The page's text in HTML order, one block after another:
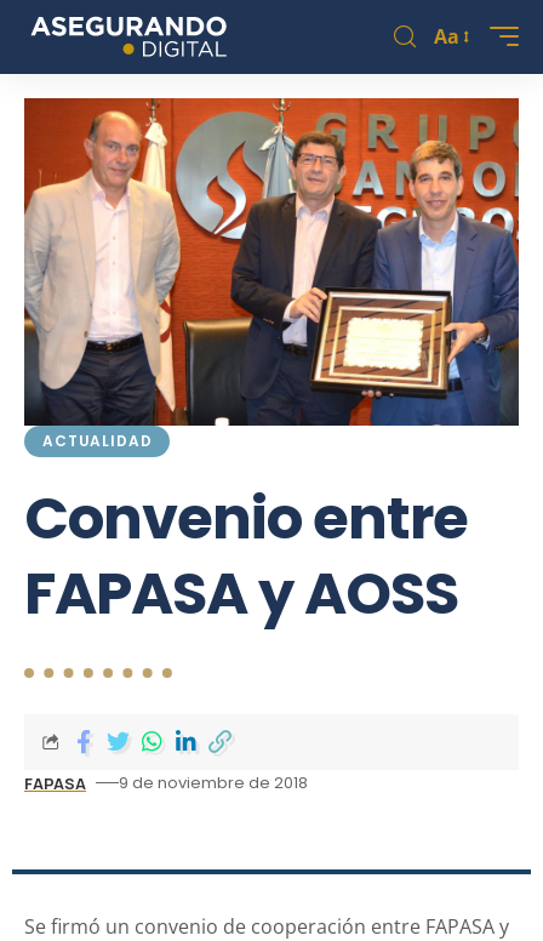
Aa
ACTUALIDAD
Convenio entre
FAPASA y AOSS
FAPASA 9 de noviembre de 2018
Se firmó un convenio de cooperación entre FAPASA y